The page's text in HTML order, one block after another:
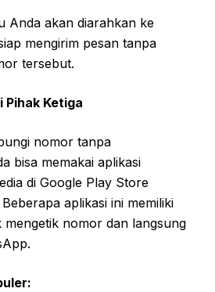
Anda akan diarahkan ke
mengirim pesan tanpa
tersebut.
Pihak Ketiga
nomor tanpa
bisa memakai aplikasi
di Google Play Store
aplikasi ini memiliki
mengetik nomor dan langsung